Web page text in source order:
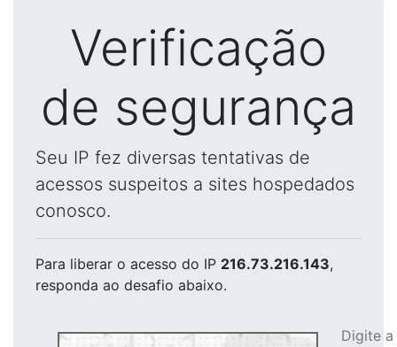
Verificação
de segurança
Seu IP fez diversas tentativas de
acessos suspeitos a sites hospedados
conosco.
Para liberar o acesso do IP 216.73.216.143,
responda ao desafio abaixo.
Digite